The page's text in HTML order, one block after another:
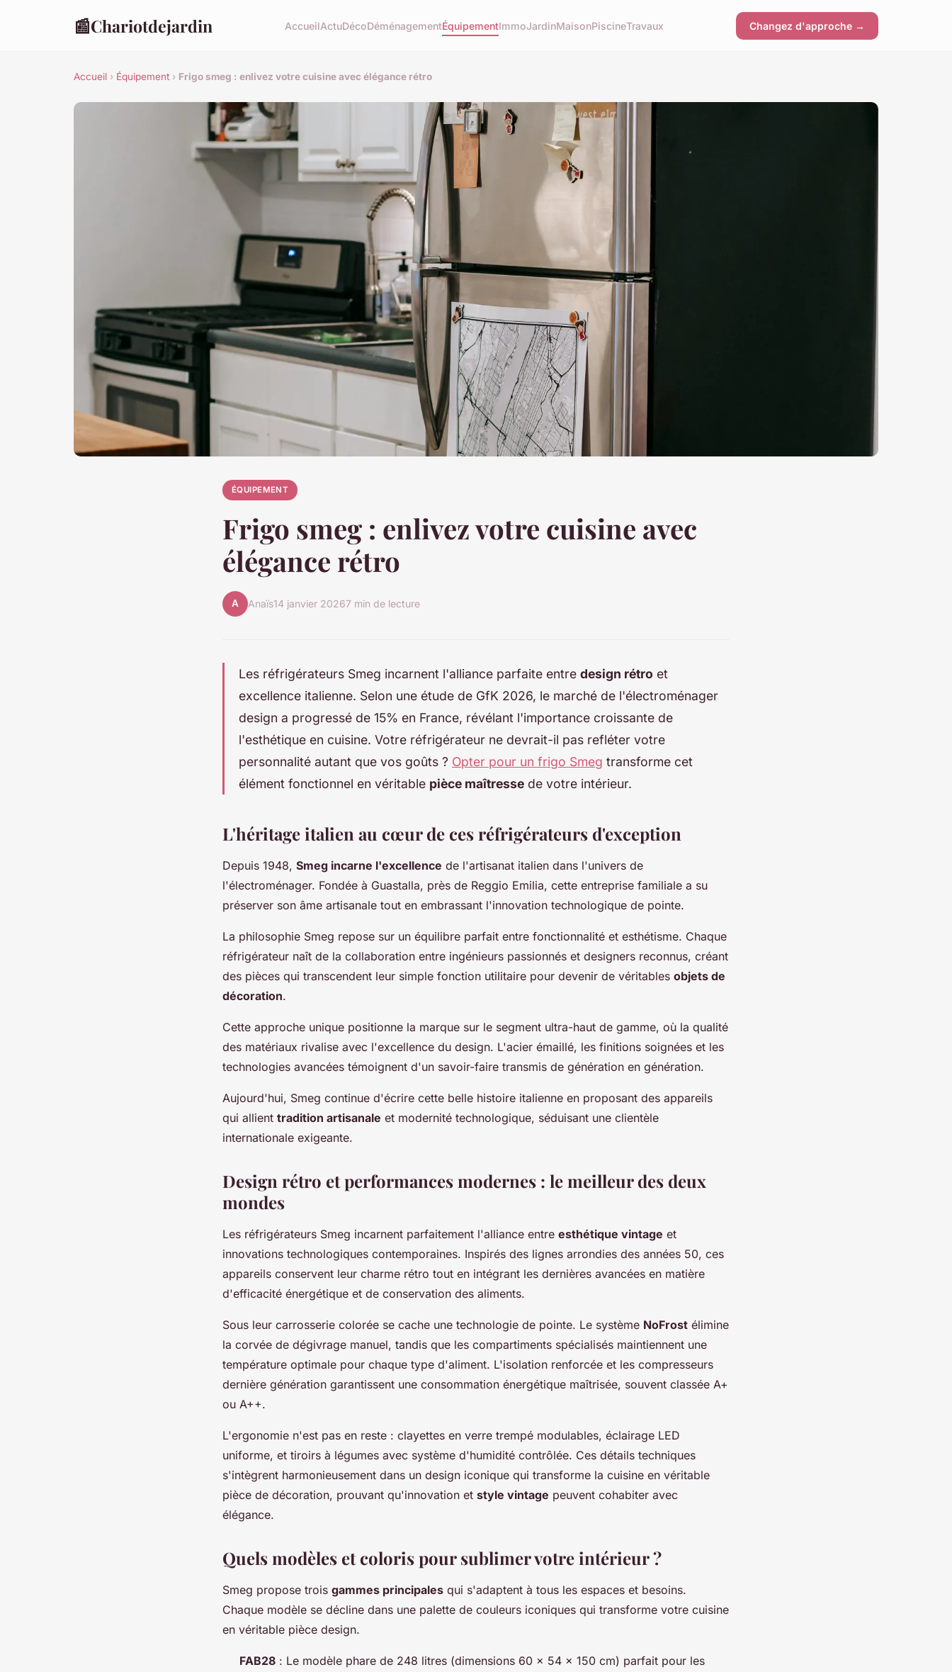
📰Chariotdejardin AccueilActuDécoDéménagementÉquipementImmoJardinMaisonPiscineTravaux Changez d'approche →
Accueil › Équipement › Frigo smeg : enlivez votre cuisine avec élégance rétro
ÉQUIPEMENT
Frigo smeg : enlivez votre cuisine avec
élégance rétro
A Anaïs14 janvier 20267 min de lecture
Les réfrigérateurs Smeg incarnent l'alliance parfaite entre design rétro et
excellence italienne. Selon une étude de GfK 2026, le marché de l'électroménager
design a progressé de 15% en France, révélant l'importance croissante de
l'esthétique en cuisine. Votre réfrigérateur ne devrait-il pas refléter votre
personnalité autant que vos goûts ? Opter pour un frigo Smeg transforme cet
élément fonctionnel en véritable pièce maîtresse de votre intérieur.
L'héritage italien au cœur de ces réfrigérateurs d'exception
Depuis 1948, Smeg incarne l'excellence de l'artisanat italien dans l'univers de
l'électroménager. Fondée à Guastalla, près de Reggio Emilia, cette entreprise familiale a su
préserver son âme artisanale tout en embrassant l'innovation technologique de pointe.
La philosophie Smeg repose sur un équilibre parfait entre fonctionnalité et esthétisme. Chaque
réfrigérateur naît de la collaboration entre ingénieurs passionnés et designers reconnus, créant
des pièces qui transcendent leur simple fonction utilitaire pour devenir de véritables objets de
décoration.
Cette approche unique positionne la marque sur le segment ultra-haut de gamme, où la qualité
des matériaux rivalise avec l'excellence du design. L'acier émaillé, les finitions soignées et les
technologies avancées témoignent d'un savoir-faire transmis de génération en génération.
Aujourd'hui, Smeg continue d'écrire cette belle histoire italienne en proposant des appareils
qui allient tradition artisanale et modernité technologique, séduisant une clientèle
internationale exigeante.
Design rétro et performances modernes : le meilleur des deux
mondes
Les réfrigérateurs Smeg incarnent parfaitement l'alliance entre esthétique vintage et
innovations technologiques contemporaines. Inspirés des lignes arrondies des années 50, ces
appareils conservent leur charme rétro tout en intégrant les dernières avancées en matière
d'efficacité énergétique et de conservation des aliments.
Sous leur carrosserie colorée se cache une technologie de pointe. Le système NoFrost élimine
la corvée de dégivrage manuel, tandis que les compartiments spécialisés maintiennent une
température optimale pour chaque type d'aliment. L'isolation renforcée et les compresseurs
dernière génération garantissent une consommation énergétique maîtrisée, souvent classée A+
ou A++.
L'ergonomie n'est pas en reste : clayettes en verre trempé modulables, éclairage LED
uniforme, et tiroirs à légumes avec système d'humidité contrôlée. Ces détails techniques
s'intègrent harmonieusement dans un design iconique qui transforme la cuisine en véritable
pièce de décoration, prouvant qu'innovation et style vintage peuvent cohabiter avec
élégance.
Quels modèles et coloris pour sublimer votre intérieur ?
Smeg propose trois gammes principales qui s'adaptent à tous les espaces et besoins.
Chaque modèle se décline dans une palette de couleurs iconiques qui transforme votre cuisine
en véritable pièce design.
FAB28 : Le modèle phare de 248 litres (dimensions 60 x 54 x 150 cm) parfait pour les